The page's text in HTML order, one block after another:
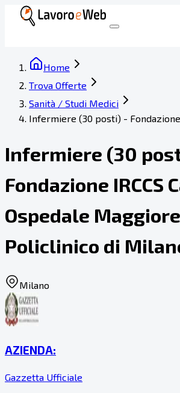
Home
Trova Offerte
Sanità / Studi Medici
Infermiere (30 posti) - Fondazione
Infermiere (30
Fondazione IRCCS
Ospedale Maggiore
Policlinico di
Milano
AZIENDA:
Gazzetta Ufficiale